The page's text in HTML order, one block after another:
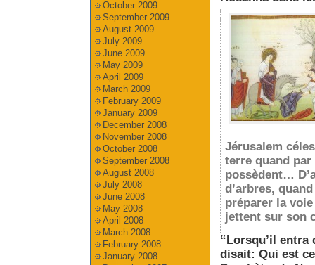
Jérusalem
terre quand
possèdent…
d’arbres,
préparer la
jettent sur son
“Lorsqu’il entra
disait: Qui est
October 2009
September 2009
August 2009
July 2009
June 2009
May 2009
April 2009
March 2009
February 2009
January 2009
December 2008
November 2008
October 2008
September 2008
August 2008
July 2008
June 2008
May 2008
April 2008
March 2008
February 2008
January 2008